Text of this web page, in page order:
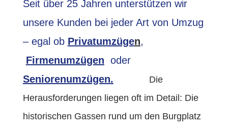
Seit über 25 Jahren unterstützen wir
unsere Kunden bei jeder Art von Umzug
– egal ob Privatumzügen,
Firmenumzügen oder
Seniorenumzügen. Die
Herausforderungen liegen oft im Detail: Die
historischen Gassen rund um den Burgplatz